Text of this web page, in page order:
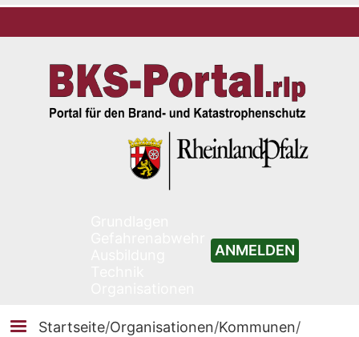
ANMELDEN
Startseite/Organisationen/Kommunen/